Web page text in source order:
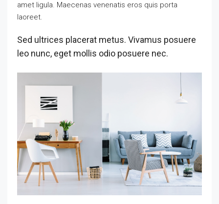
amet ligula. Maecenas venenatis eros quis porta
laoreet.
Sed ultrices placerat metus. Vivamus posuere
leo nunc, eget mollis odio posuere nec.